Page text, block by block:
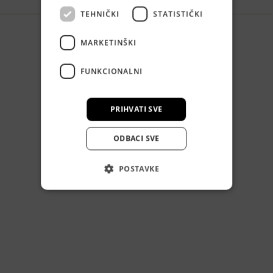
TEHNIČKI STATISTIČKI
MARKETINŠKI
FUNKCIONALNI
PRIHVATI SVE
ODBACI SVE
POSTAVKE